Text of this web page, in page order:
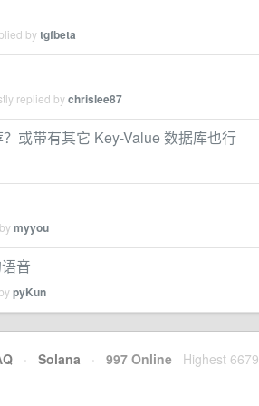
bytgfbeta
replied bychrislee87
或带有其它 Key-Value 数据库也行
myyou
音
pyKun
· Solana · 997 Online Highest 6679